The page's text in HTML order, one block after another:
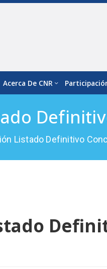
Acerca De CNR
Listado Definitivo